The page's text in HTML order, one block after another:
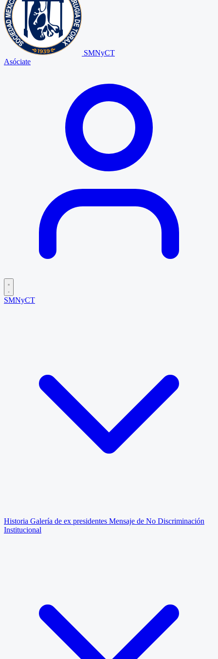
SMNyCT
Asóciate
SMNyCT
Historia Galería de ex presidentes Mensaje de No Discriminación
Institucional